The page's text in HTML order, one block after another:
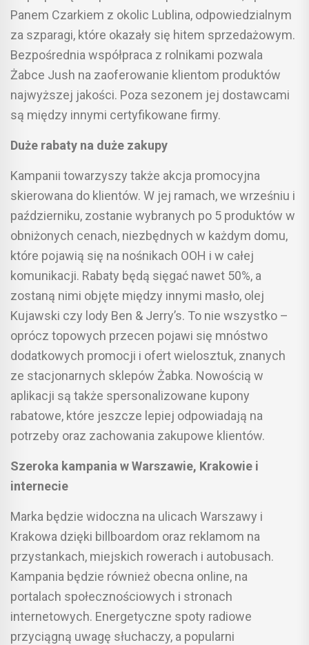
Panem Czarkiem z okolic Lublina, odpowiedzialnym
za szparagi, które okazały się hitem sprzedażowym.
Bezpośrednia współpraca z rolnikami pozwala
Żabce Jush na zaoferowanie klientom produktów
najwyższej jakości. Poza sezonem jej dostawcami
są między innymi certyfikowane firmy.
Duże rabaty na duże zakupy
Kampanii towarzyszy także akcja promocyjna
skierowana do klientów. W jej ramach, we wrześniu i
październiku, zostanie wybranych po 5 produktów w
obniżonych cenach, niezbędnych w każdym domu,
które pojawią się na nośnikach OOH i w całej
komunikacji. Rabaty będą sięgać nawet 50%, a
zostaną nimi objęte między innymi masło, olej
Kujawski czy lody Ben & Jerry’s. To nie wszystko –
oprócz topowych przecen pojawi się mnóstwo
dodatkowych promocji i ofert wielosztuk, znanych
ze stacjonarnych sklepów Żabka. Nowością w
aplikacji są także spersonalizowane kupony
rabatowe, które jeszcze lepiej odpowiadają na
potrzeby oraz zachowania zakupowe klientów.
Szeroka kampania w Warszawie, Krakowie i
internecie
Marka będzie widoczna na ulicach Warszawy i
Krakowa dzięki billboardom oraz reklamom na
przystankach, miejskich rowerach i autobusach.
Kampania będzie również obecna online, na
portalach społecznościowych i stronach
internetowych. Energetyczne spoty radiowe
przyciągną uwagę słuchaczy, a popularni